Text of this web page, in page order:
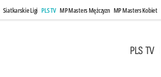
Siatkarskie Ligi PLS TV MP Masters Mężczyzn MP Masters Kobiet
PLS TV